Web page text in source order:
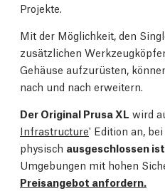
Projekte.
Mit der Möglichkeit, den
zusätzlichen
Gehäuse aufzurüsten,
nach und nach erweitern.
Der Original Prusa XL wird
Infrastructure' Edition an,
physisch ausgeschlossen ist
Umgebungen mit hohen
Preisangebot anfordern.